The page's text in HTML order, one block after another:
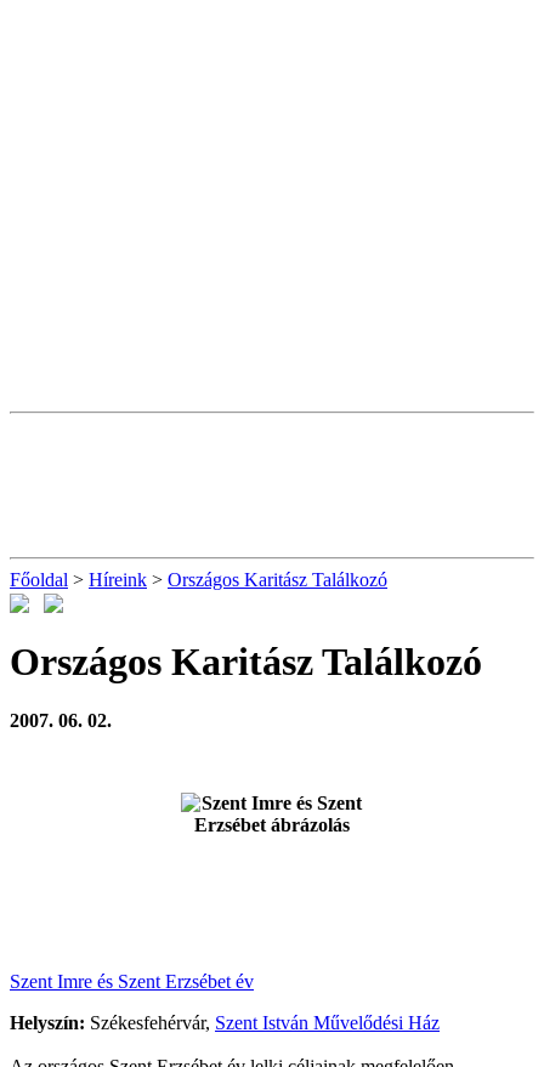
Főoldal > Híreink > Országos Karitász Találkozó
Országos Karitász Találkozó
2007. 06. 02.
Szent Imre és Szent Erzsébet év
Helyszín: Székesfehérvár, Szent István Művelődési Ház